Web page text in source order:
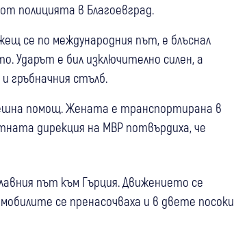
полицията в Благоевград.
се по международния път, е блъснал
Ударът е бил изключително силен, а
гръбначния стълб.
помощ. Жената е транспортирана в
дирекция на МВР потвърдиха, че
път към Гърция. Движението се
се пренасочваха и в двете посоки